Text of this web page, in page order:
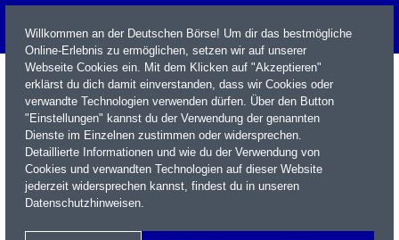
Name / WKN / ISIN / Kürzel
Willkommen an der Deutschen Börse! Um dir das bestmögliche
Online-Erlebnis zu ermöglichen, setzen wir auf unserer
Webseite Cookies ein. Mit dem Klicken auf "Akzeptieren"
erklärst du dich damit einverstanden, dass wir Cookies oder
verwandte Technologien verwenden dürfen. Über den Button
"Einstellungen" kannst du der Verwendung der genannten
Dienste im Einzelnen zustimmen oder widersprechen.
Detaillierte Informationen und wie du der Verwendung von
Cookies und verwandten Technologien auf dieser Website
jederzeit widersprechen kannst, findest du in unseren
Datenschutzhinweisen.